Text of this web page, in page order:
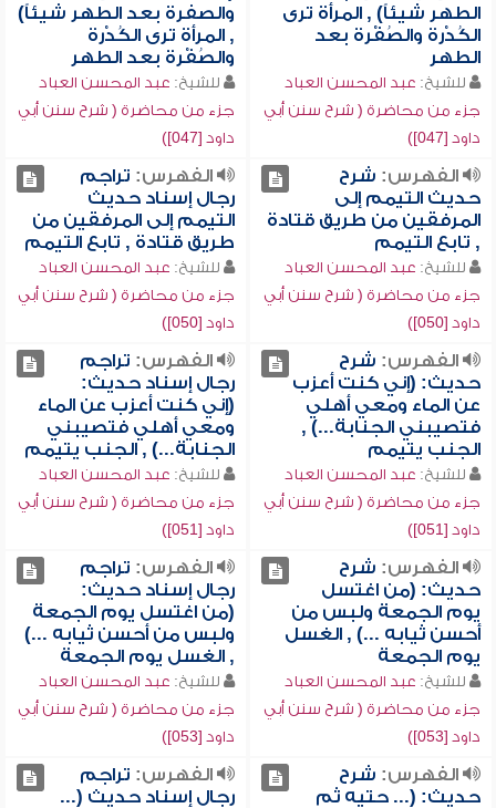
الطهر شيئاً) , المرأة ترى
الكُدْرة والصُفْرة بعد
الطهر
للشيخ: عبد المحسن العباد
جزء من محاضرة ( شرح سنن أبي
داود [047])
والصفرة بعد الطهر شيئاً)
, المرأة ترى الكُدْرة
والصُفْرة بعد الطهر
للشيخ: عبد المحسن العباد
جزء من محاضرة ( شرح سنن أبي
داود [047])
الفهرس: شرح
حديث التيمم إلى
المرفقين من طريق قتادة
, تابع التيمم
للشيخ: عبد المحسن العباد
جزء من محاضرة ( شرح سنن أبي
داود [050])
الفهرس: تراجم
رجال إسناد حديث
التيمم إلى المرفقين من
طريق قتادة , تابع التيمم
للشيخ: عبد المحسن العباد
جزء من محاضرة ( شرح سنن أبي
داود [050])
الفهرس: شرح
حديث: (إني كنت أعزب
عن الماء ومعي أهلي
فتصيبني الجنابة...) ,
الجنب يتيمم
للشيخ: عبد المحسن العباد
جزء من محاضرة ( شرح سنن أبي
داود [051])
الفهرس: تراجم
رجال إسناد حديث:
(إني كنت أعزب عن الماء
ومعي أهلي فتصيبني
الجنابة...) , الجنب يتيمم
للشيخ: عبد المحسن العباد
جزء من محاضرة ( شرح سنن أبي
داود [051])
الفهرس: شرح
حديث: (من اغتسل
يوم الجمعة ولبس من
أحسن ثيابه ...) , الغسل
يوم الجمعة
للشيخ: عبد المحسن العباد
جزء من محاضرة ( شرح سنن أبي
داود [053])
الفهرس: تراجم
رجال إسناد حديث:
(من اغتسل يوم الجمعة
ولبس من أحسن ثيابه ...)
, الغسل يوم الجمعة
للشيخ: عبد المحسن العباد
جزء من محاضرة ( شرح سنن أبي
داود [053])
الفهرس: شرح
حديث: (... حتيه ثم
الفهرس: تراجم
رجال إسناد حديث (...